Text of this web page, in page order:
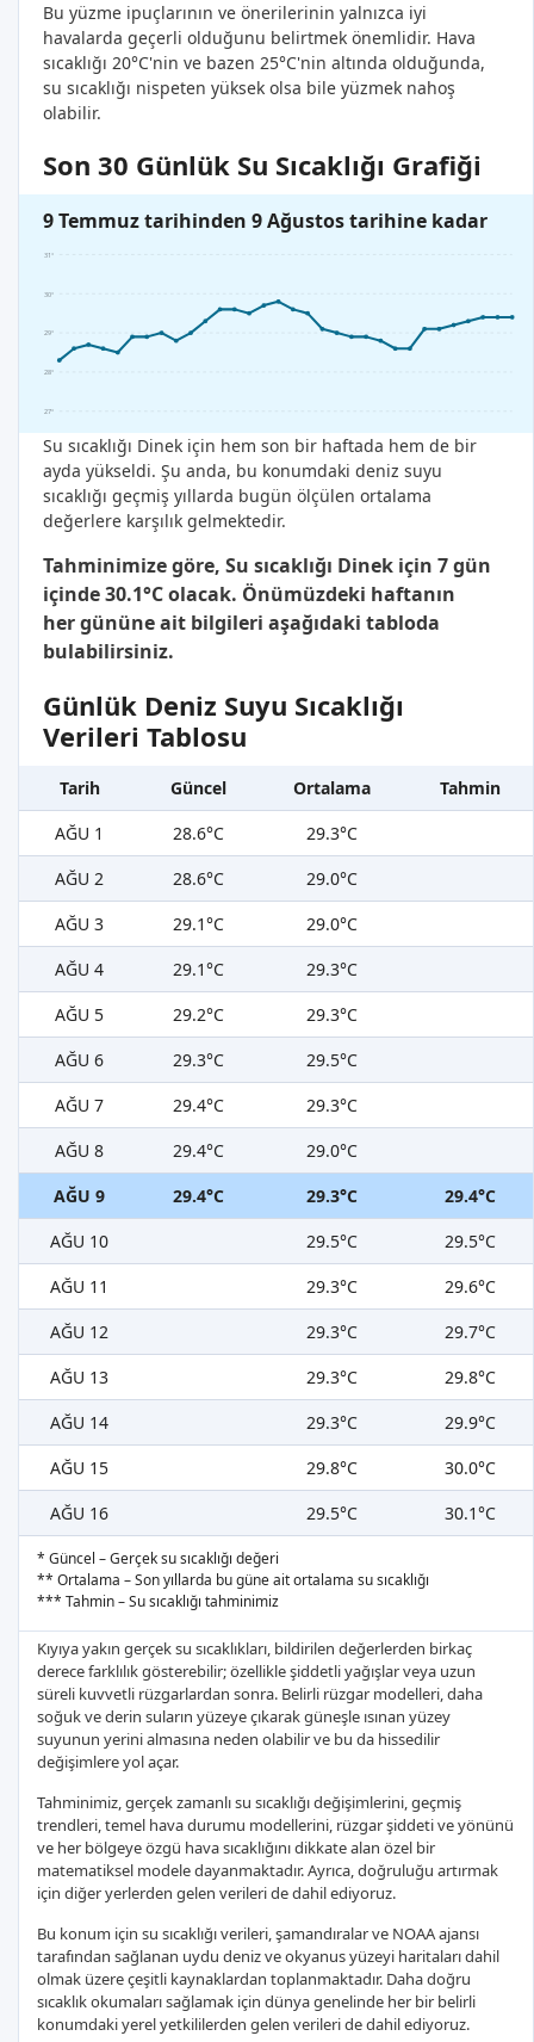
Bu yüzme ipuçlarının ve önerilerinin yalnızca iyi
havalarda geçerli olduğunu belirtmek önemlidir. Hava
sıcaklığı 20°C'nin ve bazen 25°C'nin altında olduğunda,
su sıcaklığı nispeten yüksek olsa bile yüzmek nahoş
olabilir.
Son 30 Günlük Su Sıcaklığı Grafiği
9 Temmuz tarihinden 9 Ağustos tarihine kadar
27°
28°
29°
30°
31°
Su sıcaklığı Dinek için hem son bir haftada hem de bir
ayda yükseldi. Şu anda, bu konumdaki deniz suyu
sıcaklığı geçmiş yıllarda bugün ölçülen ortalama
değerlere karşılık gelmektedir.
Tahminimize göre, Su sıcaklığı Dinek için 7 gün
içinde 30.1°C olacak. Önümüzdeki haftanın
her gününe ait bilgileri aşağıdaki tabloda
bulabilirsiniz.
Günlük Deniz Suyu Sıcaklığı
Verileri Tablosu
Tarih Güncel Ortalama
Tahmin
AĞU 1
28.6°C
29.3°C
AĞU 2
28.6°C
29.0°C
AĞU 3
29.1°C
29.0°C
AĞU 4
29.1°C
29.3°C
AĞU 5
29.2°C
29.3°C
AĞU 6
29.3°C
29.5°C
AĞU 7
29.4°C
29.3°C
AĞU 8
29.4°C
29.0°C
AĞU 9
29.4°C 29.3°C
29.4°C
AĞU 10
29.5°C
29.5°C
AĞU 11
29.3°C
29.6°C
AĞU 12
29.3°C
29.7°C
AĞU 13
29.3°C
29.8°C
AĞU 14
29.3°C
29.9°C
AĞU 15
29.8°C
30.0°C
AĞU 16
29.5°C 30.1°C
* Güncel – Gerçek su sıcaklığı değeri
** Ortalama – Son yıllarda bu güne ait ortalama su sıcaklığı
*** Tahmin – Su sıcaklığı tahminimiz
Kıyıya yakın gerçek su sıcaklıkları, bildirilen değerlerden birkaç
derece farklılık gösterebilir; özellikle şiddetli yağışlar veya uzun
süreli kuvvetli rüzgarlardan sonra. Belirli rüzgar modelleri, daha
soğuk ve derin suların yüzeye çıkarak güneşle ısınan yüzey
suyunun yerini almasına neden olabilir ve bu da hissedilir
değişimlere yol açar.
Tahminimiz, gerçek zamanlı su sıcaklığı değişimlerini, geçmiş
trendleri, temel hava durumu modellerini, rüzgar şiddeti ve yönünü
ve her bölgeye özgü hava sıcaklığını dikkate alan özel bir
matematiksel modele dayanmaktadır. Ayrıca, doğruluğu artırmak
için diğer yerlerden gelen verileri de dahil ediyoruz.
Bu konum için su sıcaklığı verileri, şamandıralar ve NOAA ajansı
tarafından sağlanan uydu deniz ve okyanus yüzeyi haritaları dahil
olmak üzere çeşitli kaynaklardan toplanmaktadır. Daha doğru
sıcaklık okumaları sağlamak için dünya genelinde her bir belirli
konumdaki yerel yetkililerden gelen verileri de dahil ediyoruz.